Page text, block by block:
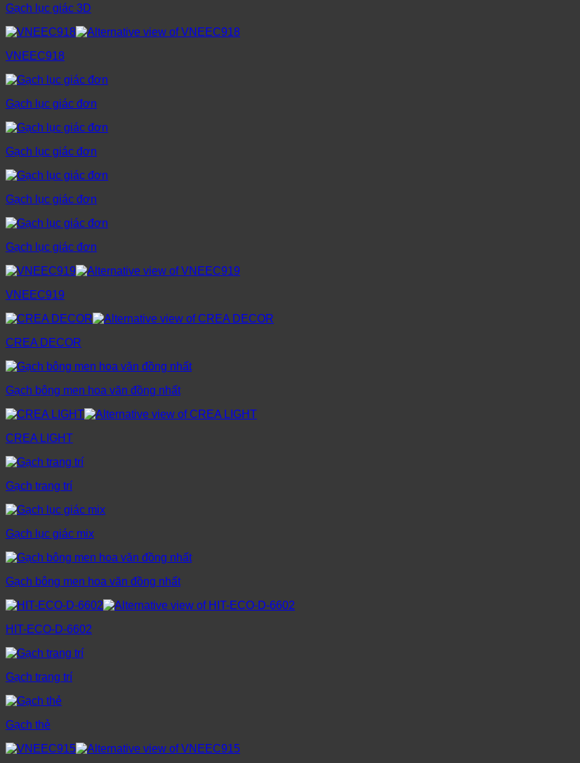
Gạch lục giác 3D
VNEEC918
Gạch lục giác đơn
Gạch lục giác đơn
Gạch lục giác đơn
Gạch lục giác đơn
VNEEC919
CREA DECOR
Gạch bông men hoa văn đồng nhất
CREA LIGHT
Gạch trang trí
Gạch lục giác mix
Gạch bông men hoa văn đồng nhất
HIT-ECO-D-6602
Gạch trang trí
Gạch thẻ